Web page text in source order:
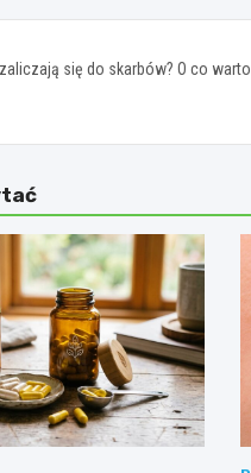
się do skarbów? O co